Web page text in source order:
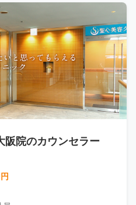
阪院のカウンセラー